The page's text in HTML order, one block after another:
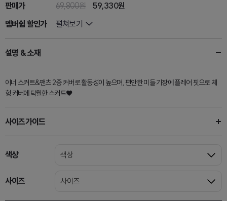
판매가 69,800원 59,330원
멤버쉽 할인가
펼쳐보기
설명 & 소재
이너 스커트&팬츠 2중 커버로 활동성이 높으며, 편안한 미들 기장에 플레어 핏으로 체
형 커버에 탁월한 스커트♥
사이즈가이드
색상 색상
사이즈 사이즈